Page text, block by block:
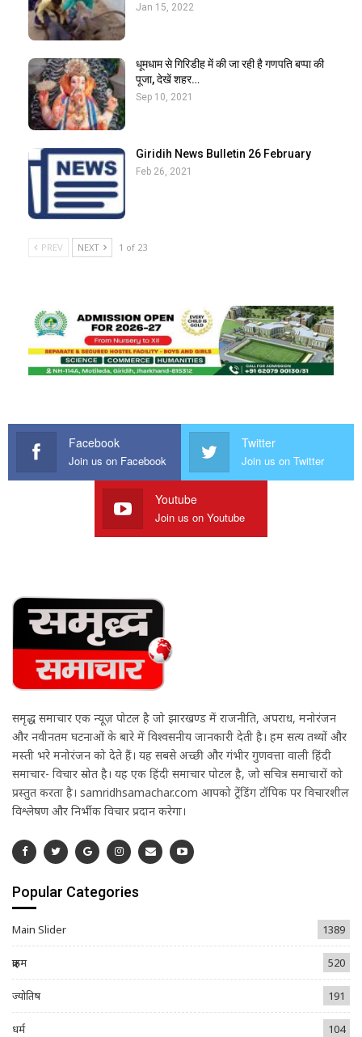
Jan 15, 2022
धूमधाम से गिरिडीह में की जा रही है गणपति बप्पा की
पूजा, देखें शहर…
Sep 10, 2021
Giridih News Bulletin 26 February
Feb 26, 2021
PREV NEXT 1 of 23
Facebook
Join us on Facebook
Twitter
Join us on Twitter
Youtube
Join us on Youtube
समृद्ध समाचार एक न्यूज़ पोर्टल है जो झारखण्ड में राजनीति, अपराध, मनोरंजन
और नवीनतम घटनाओं के बारे में विश्वसनीय जानकारी देती है। हम सत्य तथ्यों और
मस्ती भरे मनोरंजन को देते हैं। यह सबसे अच्छी और गंभीर गुणवत्ता वाली हिंदी
समाचार- विचार स्रोत है। यह एक हिंदी समाचार पोर्टल है, जो सचित्र समाचारों को
प्रस्तुत करता है। samridhsamachar.com आपको ट्रेंडिंग टॉपिक पर विचारशील
विश्लेषण और निर्भीक विचार प्रदान करेगा।
Popular Categories
Main Slider 1389
क्राइम 520
ज्योतिष 191
धर्म 104